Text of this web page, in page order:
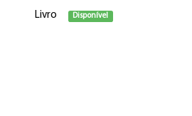
Livro Disponível